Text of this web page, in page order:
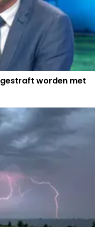
worden met